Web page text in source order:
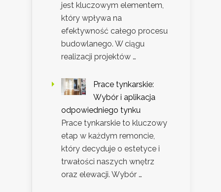
jest kluczowym elementem,
który wpływa na
efektywność całego procesu
budowlanego. W ciągu
realizacji projektów …
Prace tynkarskie:
Wybór i aplikacja
odpowiedniego tynku
Prace tynkarskie to kluczowy
etap w każdym remoncie,
który decyduje o estetyce i
trwałości naszych wnętrz
oraz elewacji. Wybór …